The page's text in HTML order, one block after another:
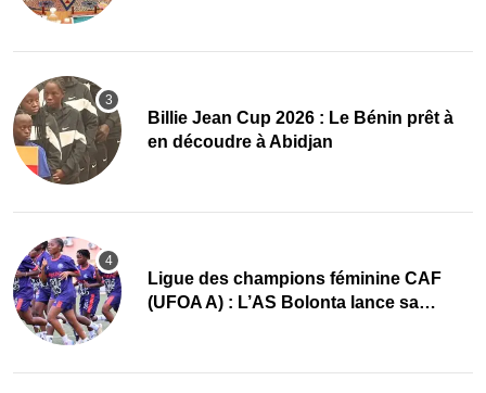
Billie Jean Cup 2026 : Le Bénin prêt à
en découdre à Abidjan
Ligue des champions féminine CAF
(UFOA A) : L’AS Bolonta lance sa